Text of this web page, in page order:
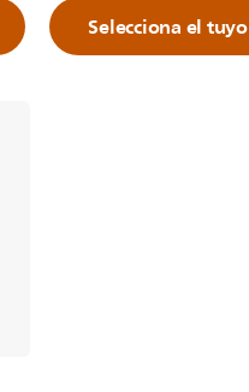
Selecciona el tuyo